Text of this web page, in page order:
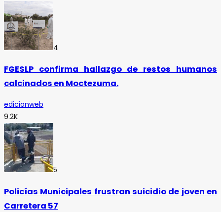
4
FGESLP confirma hallazgo de restos humanos
calcinados en Moctezuma.
edicionweb
9.2K
5
Policías Municipales frustran suicidio de joven en
Carretera 57